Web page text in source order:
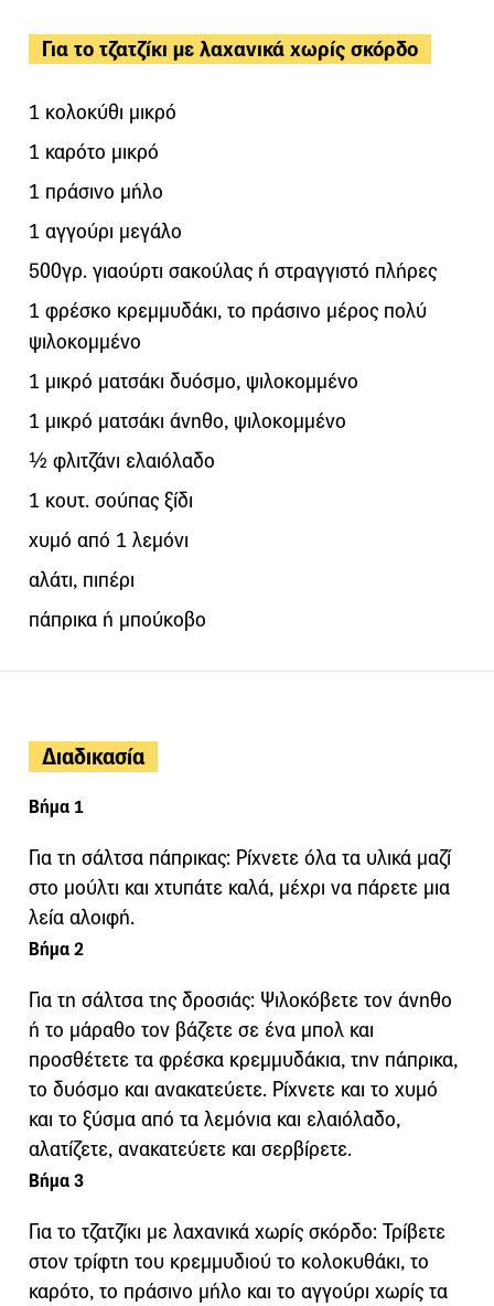
Για το τζατζίκι με λαχανικά χωρίς σκόρδο
1 κολοκύθι μικρό
1 καρότο μικρό
1 πράσινο μήλο
1 αγγούρι μεγάλο
500γρ. γιαούρτι σακούλας ή στραγγιστό πλήρες
1 φρέσκο κρεμμυδάκι, το πράσινο μέρος πολύ
ψιλοκομμένο
1 μικρό ματσάκι δυόσμο, ψιλοκομμένο
1 μικρό ματσάκι άνηθο, ψιλοκομμένο
½ φλιτζάνι ελαιόλαδο
1 κουτ. σούπας ξίδι
χυμό από 1 λεμόνι
αλάτι, πιπέρι
πάπρικα ή μπούκοβο
Διαδικασία
Βήμα 1
Για τη σάλτσα πάπρικας: Ρίχνετε όλα τα υλικά μαζί
στο μούλτι και χτυπάτε καλά, μέχρι να πάρετε μια
λεία αλοιφή.
Βήμα 2
Για τη σάλτσα της δροσιάς: Ψιλοκόβετε τον άνηθο
ή το μάραθο τον βάζετε σε ένα μπολ και
προσθέτετε τα φρέσκα κρεμμυδάκια, την πάπρικα,
το δυόσμο και ανακατεύετε. Ρίχνετε και το χυμό
και το ξύσμα από τα λεμόνια και ελαιόλαδο,
αλατίζετε, ανακατεύετε και σερβίρετε.
Βήμα 3
Για το τζατζίκι με λαχανικά χωρίς σκόρδο: Τρίβετε
στον τρίφτη του κρεμμυδιού το κολοκυθάκι, το
καρότο, το πράσινο μήλο και το αγγούρι χωρίς τα